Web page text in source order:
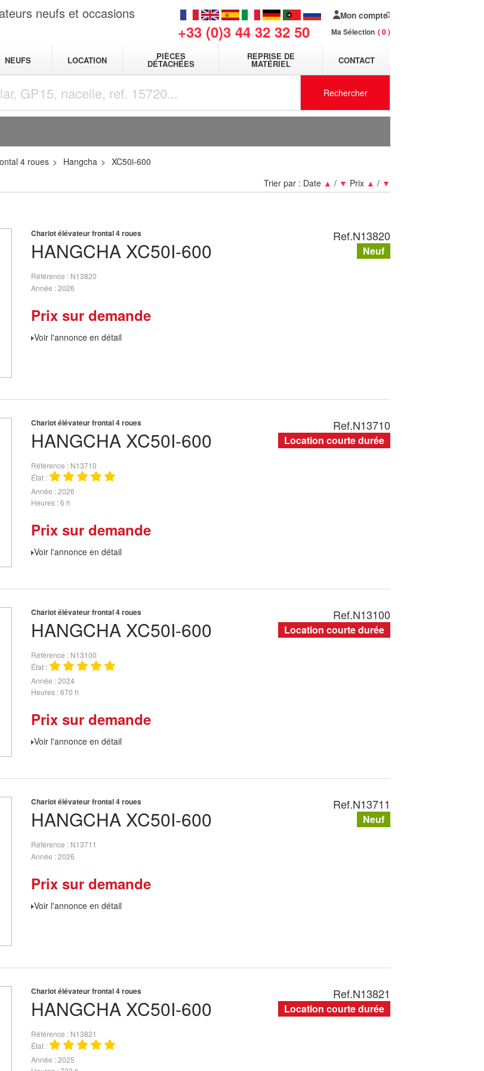
neufs et occasions
+33 (0)3 44 32 32 50
Mon compte
Ma Sélection 0
NEUFS LOCATION PIÈCES
DÉTACHÉES
REPRISE DE
MATÉRIEL CONTACT
Rechercher
4 roues Hangcha XC50i-600
Trier par : Date ▲ / ▼ Prix ▲ / ▼
HANGCHA XC50I-600
Chariot élévateur frontal 4 roues
Référence
N13820
Année 2026
Prix sur demande
Voir l'annonce en détail
Ref.N13820
Neuf
HANGCHA XC50I-600
Chariot élévateur frontal 4 roues
Référence
N13710
État
Année 2026
Heures 6 h
Prix sur demande
Voir l'annonce en détail
Ref.N13710
Location courte durée
HANGCHA XC50I-600
Chariot élévateur frontal 4 roues
Référence
N13100
État
Année 2024
Heures 670 h
Prix sur demande
Voir l'annonce en détail
Ref.N13100
Location courte durée
HANGCHA XC50I-600
Chariot élévateur frontal 4 roues
Référence
N13711
Année 2026
Prix sur demande
Voir l'annonce en détail
Ref.N13711
Neuf
HANGCHA XC50I-600
Chariot élévateur frontal 4 roues
Référence
N13821
État
Année 2025
Ref.N13821
Location courte durée